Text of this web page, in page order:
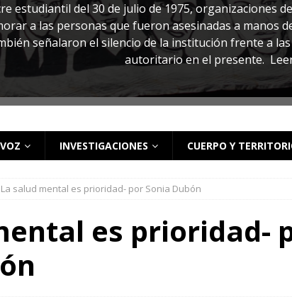
estudiantil del 30 de julio de 1975, organizaciones
a las personas que fueron asesinadas a manos
señalaron el silencio de la institución frente a
autoritario en el presente.
INVESTIGACIONES CUERPO Y
La salud mental es prioridad- por Sonia Dubón
es prioridad-